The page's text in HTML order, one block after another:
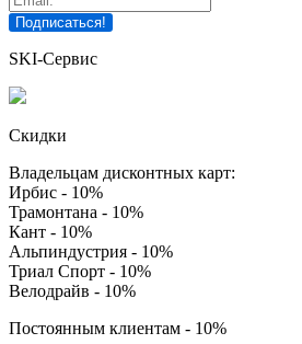
SKI-Сервис
Скидки
Владельцам дисконтных карт:
Ирбис - 10%
Трамонтана - 10%
Кант - 10%
Альпиндустрия - 10%
Триал Спорт - 10%
Велодрайв - 10%
Постоянным клиентам - 10%